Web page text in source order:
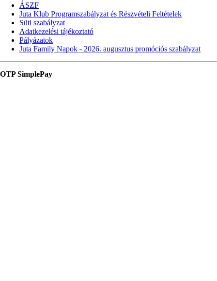
ÁSZF
Juta Klub Programszabályzat és Részvételi Feltételek
Süti szabályzat
Adatkezelési tájékoztató
Pályázatok
Juta Family Napok - 2026. augusztus promóciós szabályzat
OTP SimplePay